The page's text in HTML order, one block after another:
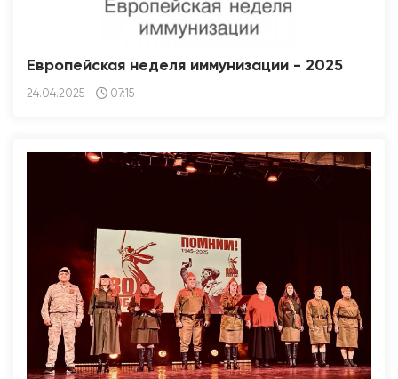
Европейская неделя иммунизации - 2025
24.04.2025 07:15